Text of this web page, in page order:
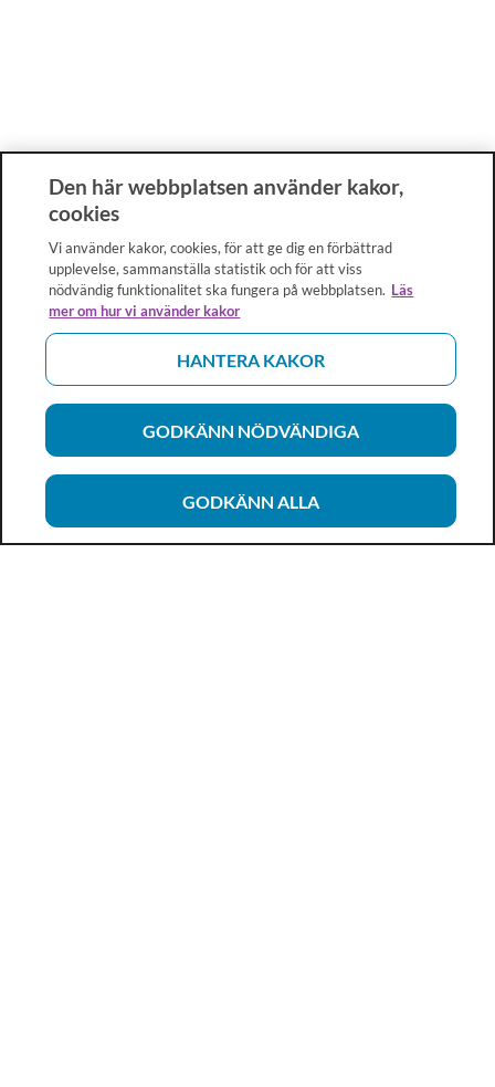
Den här webbplatsen använder kakor,
cookies
Vi använder kakor, cookies, för att ge dig en förbättrad
upplevelse, sammanställa statistik och för att viss
nödvändig funktionalitet ska fungera på webbplatsen. Läs
mer om hur vi använder kakor
HANTERA KAKOR
GODKÄNN NÖDVÄNDIGA
GODKÄNN ALLA